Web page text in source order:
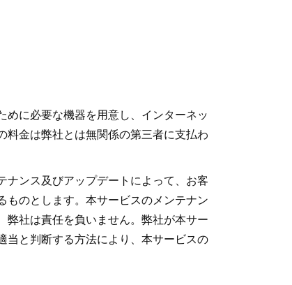
めに必要な機器を用意し、インターネッ
料金は弊社とは無関係の第三者に支払わ
ナンス及びアップデートによって、お客
ものとします。本サービスのメンテナン
弊社は責任を負いません。弊社が本サー
当と判断する方法により、本サービスの